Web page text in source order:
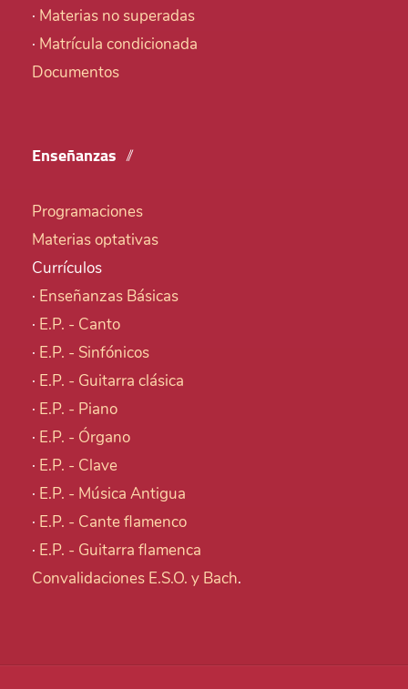
· Materias no superadas
· Matrícula condicionada
Documentos
Enseñanzas
Programaciones
Materias optativas
Currículos
· Enseñanzas Básicas
· E.P. - Canto
· E.P. - Sinfónicos
· E.P. - Guitarra clásica
· E.P. - Piano
· E.P. - Órgano
· E.P. - Clave
· E.P. - Música Antigua
· E.P. - Cante flamenco
· E.P. - Guitarra flamenca
Convalidaciones E.S.O. y Bach.